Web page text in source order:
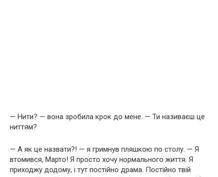
— Нити? — вона зробила крок до мене. — Ти називаєш це
ниттям?
— А як це назвати?! — я гримнув пляшкою по столу. — Я
втомився, Марто! Я просто хочу нормального життя. Я
приходжу додому, і тут постійно драма. Постійно твій